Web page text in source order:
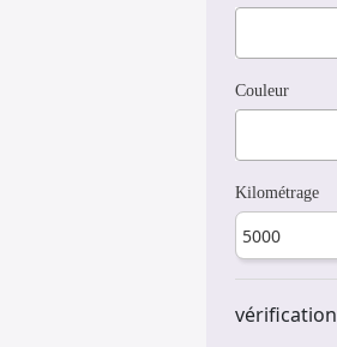
Couleur
Kilométrage
vérification